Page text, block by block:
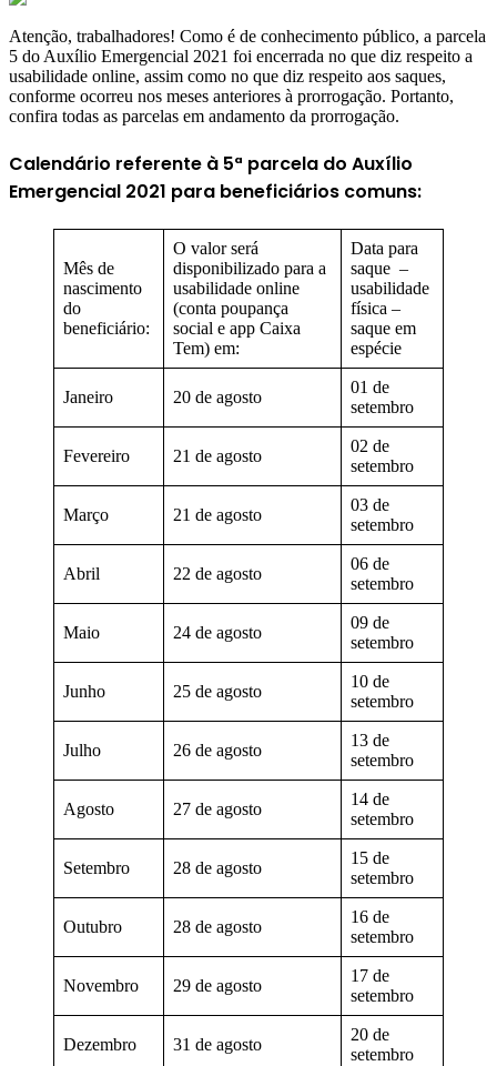
Atenção, trabalhadores! Como é de conhecimento público, a parcela
5 do Auxílio Emergencial 2021 foi encerrada no que diz respeito a
usabilidade online, assim como no que diz respeito aos saques,
conforme ocorreu nos meses anteriores à prorrogação. Portanto,
confira todas as parcelas em andamento da prorrogação.
Calendário referente à 5ª parcela do Auxílio
Emergencial 2021 para beneficiários comuns:
Mês de
nascimento
do
beneficiário:
O valor será
disponibilizado para a
usabilidade online
(conta poupança
social e app Caixa
Tem) em:
Data para
saque –
usabilidade
física –
saque em
espécie
Janeiro 20 de agosto
01 de
setembro
Fevereiro 21 de agosto
02 de
setembro
Março 21 de agosto
03 de
setembro
Abril 22 de agosto
06 de
setembro
Maio 24 de agosto
09 de
setembro
Junho 25 de agosto
10 de
setembro
Julho 26 de agosto
13 de
setembro
Agosto 27 de agosto
14 de
setembro
Setembro 28 de agosto
15 de
setembro
Outubro 28 de agosto
16 de
setembro
Novembro 29 de agosto
17 de
setembro
Dezembro 31 de agosto
20 de
setembro